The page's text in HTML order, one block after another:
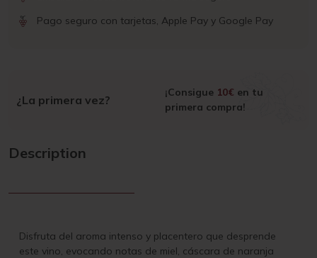
Pago seguro con tarjetas, Apple Pay y Google Pay
¿La primera vez?
¡Consigue 10€ en tu
primera compra!
Description
Disfruta del aroma intenso y placentero que desprende
este vino, evocando notas de miel, cáscara de naranja